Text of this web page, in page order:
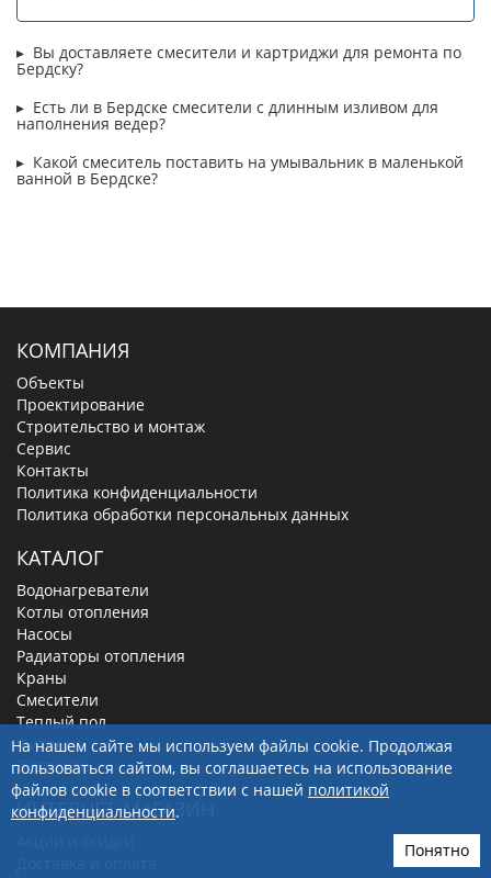
Вы доставляете смесители и картриджи для ремонта по
Бердску?
Есть ли в Бердске смесители с длинным изливом для
наполнения ведер?
Какой смеситель поставить на умывальник в маленькой
ванной в Бердске?
КОМПАНИЯ
Объекты
Проектирование
Строительство и монтаж
Сервис
Контакты
Политика конфиденциальности
Политика обработки персональных данных
КАТАЛОГ
Водонагреватели
Котлы отопления
Насосы
Радиаторы отопления
Краны
Смесители
Теплый пол
Фитинги
Задвижки
ИНТЕРНЕТ-МАГАЗИН
На нашем сайте мы используем файлы cookie. Продолжая
пользоваться сайтом, вы соглашаетесь на использование
файлов cookie в соответствии с нашей политикой
конфиденциальности.
Понятно